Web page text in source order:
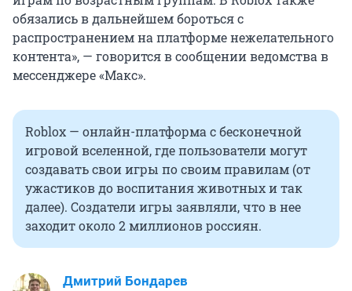
обязались в дальнейшем бороться с
распространением на платформе нежелательного
контента», — говорится в сообщении ведомства в
мессенджере «Макс».
Roblox — онлайн-платформа с бесконечной
игровой вселенной, где пользователи могут
создавать свои игры по своим правилам (от
ужастиков до воспитания животных и так
далее). Создатели игры заявляли, что в нее
заходит около 2 миллионов россиян.
Дмитрий Бондарев